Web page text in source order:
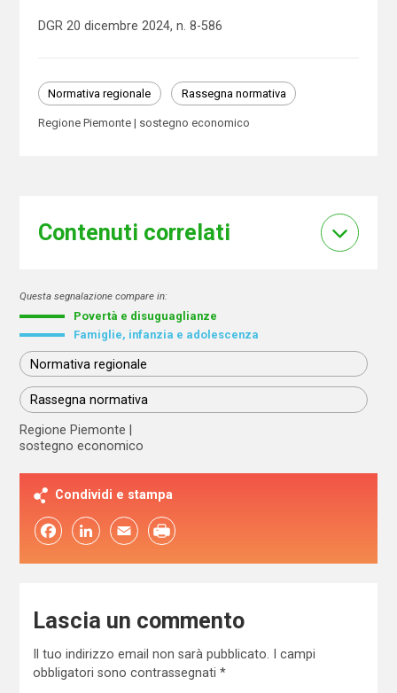
DGR 20 dicembre 2024, n. 8-586
Normativa regionale Rassegna normativa
Regione Piemonte sostegno economico
Contenuti correlati
Questa segnalazione compare in:
Povertà e disuguaglianze
Famiglie, infanzia e adolescenza
Normativa regionale
Rassegna normativa
Regione Piemonte
sostegno economico
Condividi e stampa
FacebookLinkedIn Email
Lascia un commento
Il tuo indirizzo email non sarà pubblicato.
I campi
obbligatori sono contrassegnati *